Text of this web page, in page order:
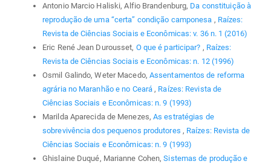
Antonio Marcio Haliski, Alfio Brandenburg, Da constituição à
reprodução de uma “certa” condição camponesa , Raízes:
Revista de Ciências Sociais e Econômicas: v. 36 n. 1 (2016)
Eric René Jean Durousset, O que é participar? , Raízes:
Revista de Ciências Sociais e Econômicas: n. 12 (1996)
Osmil Galindo, Weter Macedo, Assentamentos de reforma
agrária no Maranhão e no Ceará, Raízes: Revista de
Ciências Sociais e Econômicas: n. 9 (1993)
Marilda Aparecida de Menezes,As estratégias de
sobrevivência dos pequenos produtores , Raízes: Revista de
Ciências Sociais e Econômicas: n. 9 (1993)
Ghislaine Duqué, Marianne Cohen,Sistemas de produção e